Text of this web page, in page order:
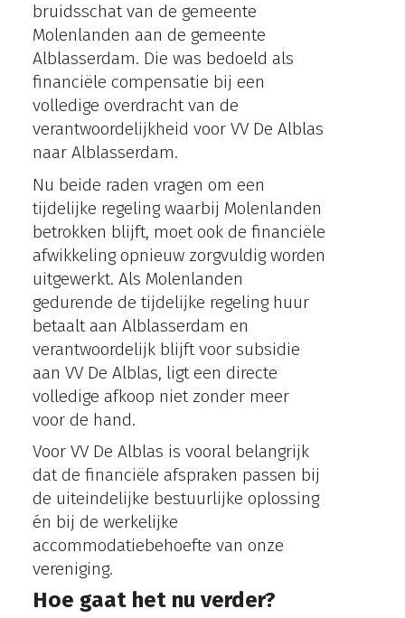
bruidsschat van de gemeente
Molenlanden aan de gemeente
Alblasserdam. Die was bedoeld als
financiële compensatie bij een
volledige overdracht van de
verantwoordelijkheid voor VV De Alblas
naar Alblasserdam.
Nu beide raden vragen om een
tijdelijke regeling waarbij Molenlanden
betrokken blijft, moet ook de financiële
afwikkeling opnieuw zorgvuldig worden
uitgewerkt. Als Molenlanden
gedurende de tijdelijke regeling huur
betaalt aan Alblasserdam en
verantwoordelijk blijft voor subsidie
aan VV De Alblas, ligt een directe
volledige afkoop niet zonder meer
voor de hand.
Voor VV De Alblas is vooral belangrijk
dat de financiële afspraken passen bij
de uiteindelijke bestuurlijke oplossing
én bij de werkelijke
accommodatiebehoefte van onze
vereniging.
Hoe gaat het nu verder?